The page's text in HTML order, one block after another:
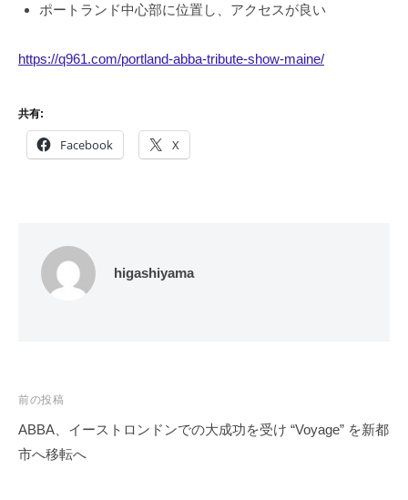
ポートランド中心部に位置し、アクセスが良い
https://q961.com/portland-abba-tribute-show-maine/
共有:
Facebook X
higashiyama
投
稿
ナ
前の投稿
ABBA、イーストロンドンでの大成功を受け “Voyage” を新都
市へ移転へ